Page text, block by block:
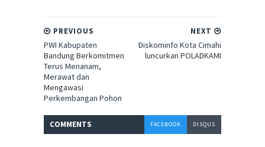
NEXT
Diskominfo Kota Cimahi
luncurkan POLADKAMI
PREVIOUS
PWI Kabupaten
Bandung Berkomitmen
Terus Menanam,
Merawat dan
Mengawasi
Perkembangan Pohon
COMMENTS FACEBOOK DISQUS